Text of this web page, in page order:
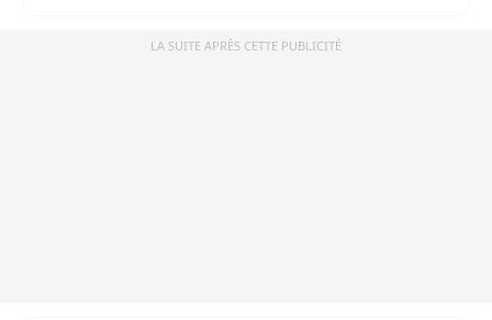
LA SUITE APRÈS CETTE PUBLICITÉ